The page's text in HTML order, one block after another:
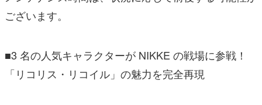
ございます。
■3 名の人気キャラクターが NIKKE の戦場に参戦！
「リコリス・リコイル」の魅力を完全再現